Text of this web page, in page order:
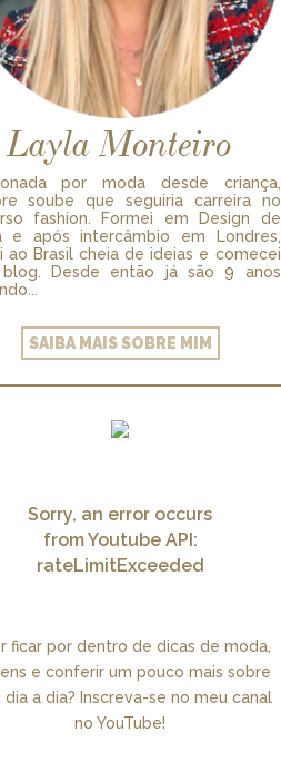
Layla Monteiro
por moda desde criança,
soube que seguiria carreira no
fashion. Formei em Design de
e após intercâmbio em Londres,
ao Brasil cheia de ideias e comecei
Desde então já são 9 anos
SAIBA MAIS SOBRE MIM
Sorry, an error occurs
from Youtube API:
rateLimitExceeded
ficar por dentro de dicas de moda,
e conferir um pouco mais sobre
dia a dia? Inscreva-se no meu canal
no YouTube!